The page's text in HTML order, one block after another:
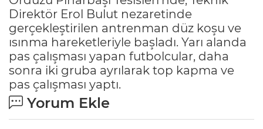
Direktör Erol Bulut nezaretinde
gerçekleştirilen antrenman düz koşu ve
ısınma hareketleriyle başladı. Yarı alanda
pas çalışması yapan futbolcular, daha
sonra iki gruba ayrılarak top kapma ve
pas çalışması yaptı.
Yorum Ekle